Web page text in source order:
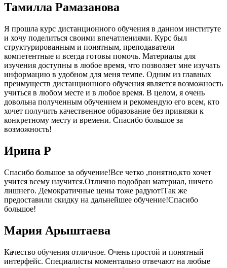
Тамилла Рамазанова
Я прошла курс дистанционного обучения в данном институте
и хочу поделиться своими впечатлениями. Курс был
структурированным и понятным, преподаватели
компетентные и всегда готовы помочь. Материалы для
изучения доступны в любое время, что позволяет мне изучать
информацию в удобном для меня темпе. Одним из главных
преимуществ дистанционного обучения является возможность
учиться в любом месте и в любое время. В целом, я очень
довольна полученным обучением и рекомендую его всем, кто
хочет получить качественное образование без привязки к
конкретному месту и времени. Спасибо большое за
возможность!
Ирина Р
Спасибо большое за обучение!Все четко ,понятно,кто хочет
учится всему научится.Отлично подобран материал, ничего
лишнего. Демократичные цены тоже радуют!Так же
предоставили скидку на дальнейшее обучение!Спасибо
большое!
Мария Арыштаева
Качество обучения отличное. Очень простой и понятный
интерфейс. Специалисты моментально отвечают на любые